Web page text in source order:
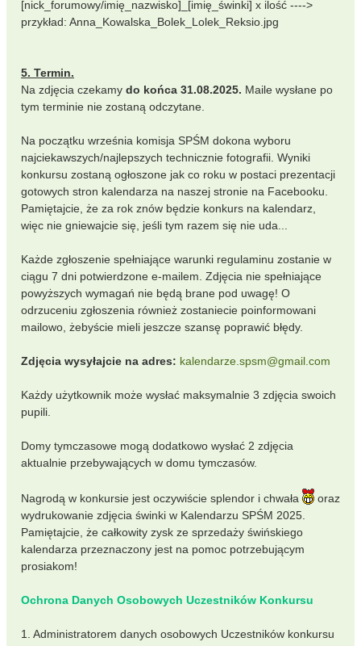
[nick_forumowy/imię_nazwisko]_[imię_świnki] x ilość ---->
przykład: Anna_Kowalska_Bolek_Lolek_Reksio.jpg
5. Termin.
Na zdjęcia czekamy do końca 31.08.2025. Maile wysłane po
tym terminie nie zostaną odczytane.
Na początku września komisja SPŚM dokona wyboru
najciekawszych/najlepszych technicznie fotografii. Wyniki
konkursu zostaną ogłoszone jak co roku w postaci prezentacji
gotowych stron kalendarza na naszej stronie na Facebooku.
Pamiętajcie, że za rok znów będzie konkurs na kalendarz,
więc nie gniewajcie się, jeśli tym razem się nie uda...
Każde zgłoszenie spełniające warunki regulaminu zostanie w
ciągu 7 dni potwierdzone e-mailem. Zdjęcia nie spełniające
powyższych wymagań nie będą brane pod uwagę! O
odrzuceniu zgłoszenia również zostaniecie poinformowani
mailowo, żebyście mieli jeszcze szansę poprawić błędy.
Zdjęcia wysyłajcie na adres: kalendarze.spsm@gmail.com
Każdy użytkownik może wysłać maksymalnie 3 zdjęcia swoich
pupili.
Domy tymczasowe mogą dodatkowo wysłać 2 zdjęcia
aktualnie przebywających w domu tymczasów.
Nagrodą w konkursie jest oczywiście splendor i chwała
oraz
wydrukowanie zdjęcia świnki w Kalendarzu SPŚM 2025.
Pamiętajcie, że całkowity zysk ze sprzedaży świńskiego
kalendarza przeznaczony jest na pomoc potrzebującym
prosiakom!
Ochrona Danych Osobowych Uczestników Konkursu
1. Administratorem danych osobowych Uczestników konkursu